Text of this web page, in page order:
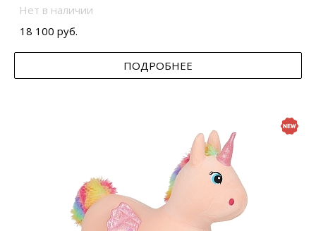
Нет в наличии
18 100 руб.
ПОДРОБНЕЕ